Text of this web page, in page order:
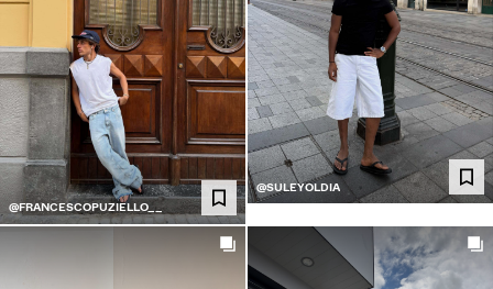
@FRANCESCOPUZIELLO__
@SULEYOLDIA